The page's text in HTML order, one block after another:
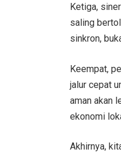
Ketiga,
saling
sinkron,
Keempat,
jalur cepat
aman akan
ekonomi
Akhirnya,